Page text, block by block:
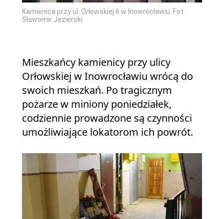
Kamienica przy ul. Orłowskiej 6 w Inowrocławiu. Fot.
Sławomir Jezierski
Mieszkańcy kamienicy przy ulicy
Orłowskiej w Inowrocławiu wrócą do
swoich mieszkań. Po tragicznym
pożarze w miniony poniedziałek,
codziennie prowadzone są czynności
umożliwiające lokatorom ich powrót.